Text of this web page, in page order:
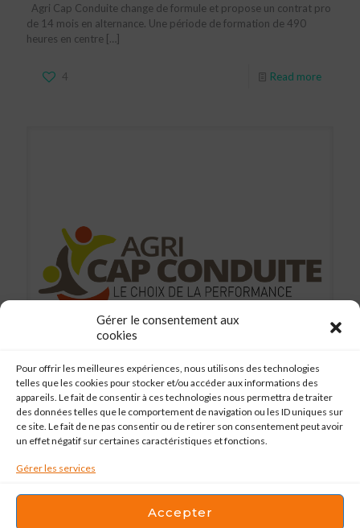
Gérer le consentement aux
cookies
Pour offrir les meilleures expériences, nous utilisons des technologies
telles que les cookies pour stocker et/ou accéder aux informations des
appareils. Le fait de consentir à ces technologies nous permettra de traiter
des données telles que le comportement de navigation ou les ID uniques sur
ce site. Le fait de ne pas consentir ou de retirer son consentement peut avoir
un effet négatif sur certaines caractéristiques et fonctions.
Gérer les services
Accepter
Agri Cap Conduite change de formule et propose un contrat pro
de 14 mois en alternance. Une période de formation de 490
heures en centre […]
4 Read more
le jeudi 21 mars de 14H à 16H30 sur le Lycée viticole de